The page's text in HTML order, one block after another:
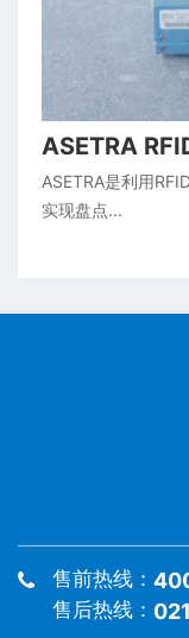
ASETRA
ASETRA是利用
实现盘点...
售前热线：
售后热线：